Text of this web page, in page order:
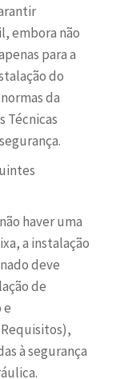
embora não
para a
do
da
Técnicas
haver uma
a instalação
deve
de
e
à segurança